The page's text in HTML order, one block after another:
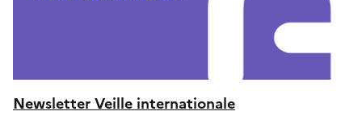
Newsletter Veille internationale